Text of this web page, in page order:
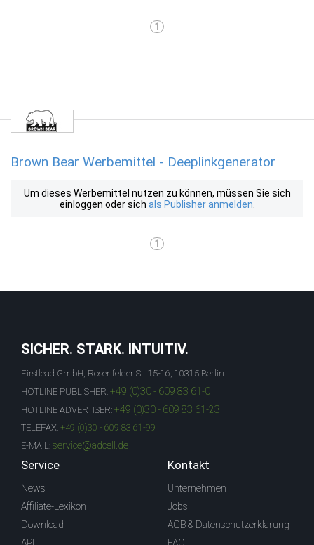
1
Brown Bear Werbemittel - Deeplinkgenerator
Um dieses Werbemittel nutzen zu können, müssen Sie sich
einloggen oder sich als Publisher anmelden
1
SICHER. STARK. INTUITIV.
Firstlead GmbH, Rosenfelder St. 15-16, 10315 Berlin
HOTLINE PUBLISHER: +49 (0)30 - 609 83 61-0
HOTLINE ADVERTISER: +49 (0)30 - 609 83 61-23
TELEFAX: +49 (0)30 - 609 83 61-99
E-MAIL: service@adcell.de
Service
News
Affiliate-Lexikon
Download
Kontakt
Unternehmen
Jobs
AGB & Datenschutzerklärung